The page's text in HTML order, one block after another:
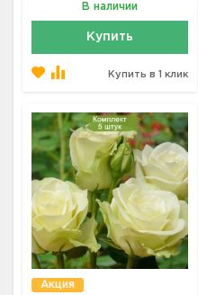
В наличии
Купить
Купить в 1 клик
Акция